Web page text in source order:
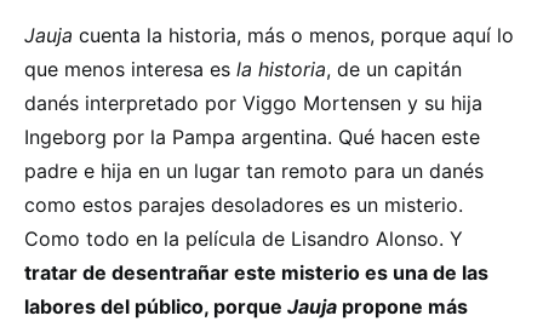
Jauja cuenta la historia, más o menos, porque aquí lo
que menos interesa es la historia, de un capitán
danés interpretado por Viggo Mortensen y su hija
Ingeborg por la Pampa argentina. Qué hacen este
padre e hija en un lugar tan remoto para un danés
como estos parajes desoladores es un misterio.
Como todo en la película de Lisandro Alonso. Y
tratar de desentrañar este misterio es una de las
labores del público, porque Jauja propone más